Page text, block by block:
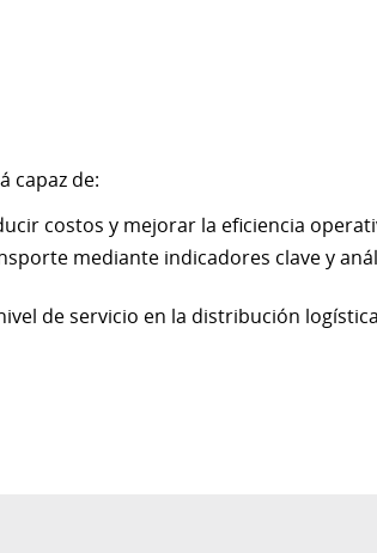
capaz de:
costos y mejorar la eficiencia
mediante indicadores clave y
de servicio en la distribución